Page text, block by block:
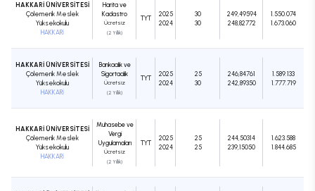
HAKKARİ ÜNİVERSİTESİ
Çölemerik Meslek
Yüksekokulu
HAKKARİ
Harita ve
Kadastro
Ücretsiz
(2 Yıllık)
TYT
2025
2024
30
30
249,49594
248,82772
1.550.074
1.673.060
HAKKARİ ÜNİVERSİTESİ
Çölemerik Meslek
Yüksekokulu
HAKKARİ
Bankacılık ve
Sigortacılık
Ücretsiz
(2 Yıllık)
TYT
2025
2024
25
30
246,84761
242,89350
1.589.133
1.777.719
HAKKARİ ÜNİVERSİTESİ
Çölemerik Meslek
Yüksekokulu
HAKKARİ
Muhasebe ve
Vergi
Uygulamaları
Ücretsiz
(2 Yıllık)
TYT
2025
2024
25
25
244,50314
239,15050
1.623.588
1.844.685